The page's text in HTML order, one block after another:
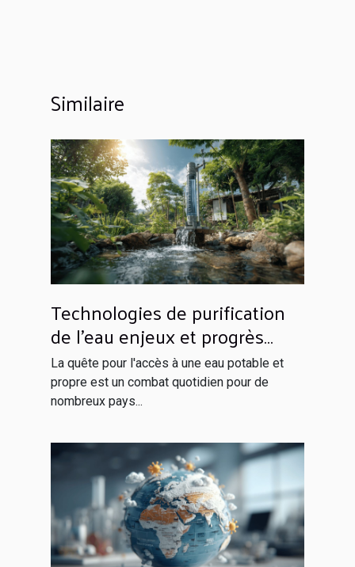
Similaire
Technologies de purification
de l'eau enjeux et progrès
pour les pays en
développement
La quête pour l'accès à une eau potable et
propre est un combat quotidien pour de
nombreux pays...